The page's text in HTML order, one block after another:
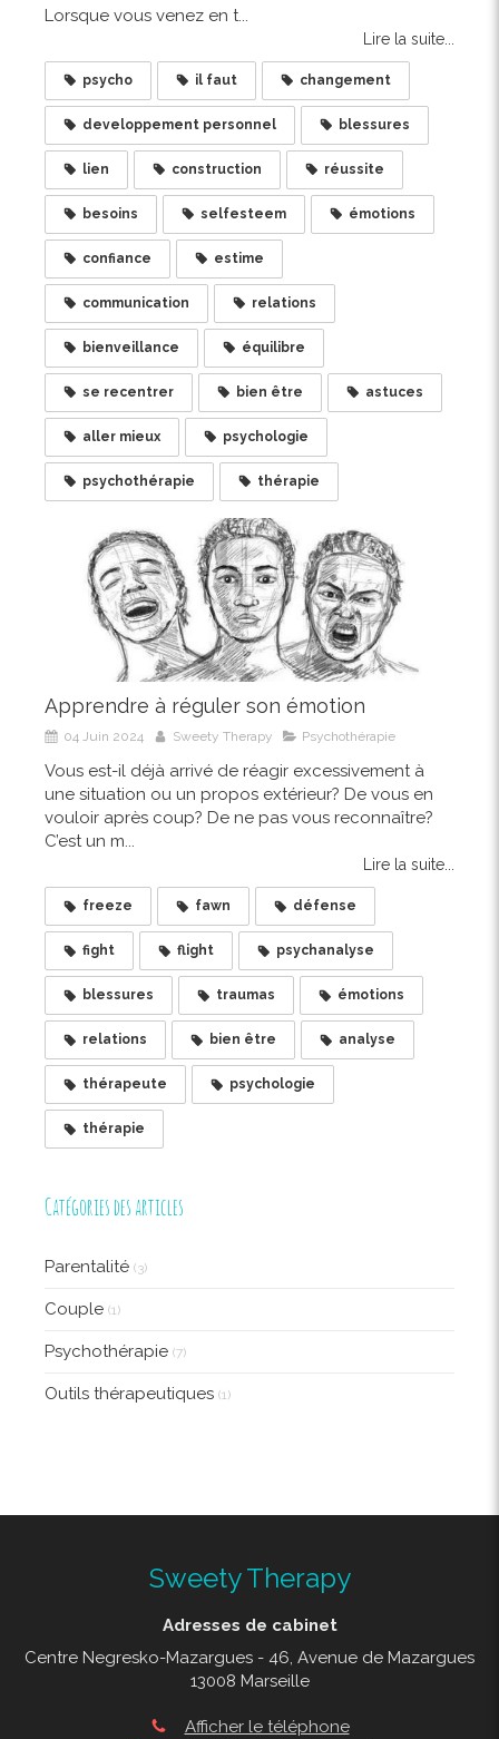
Lorsque vous venez en t...
Lire la suite...
psycho il faut changement
developpement personnel blessures
lien construction réussite
besoins selfesteem émotions
confiance estime
communication relations
bienveillance équilibre
se recentrer bien être astuces
aller mieux psychologie
psychothérapie thérapie
Apprendre à réguler son émotion
04 Juin 2024 Sweety Therapy Psychothérapie
Vous est-il déjà arrivé de réagir excessivement à
une situation ou un propos extérieur? De vous en
vouloir après coup? De ne pas vous reconnaître?
C’est un m...
Lire la suite...
freeze fawn défense
fight flight psychanalyse
blessures traumas émotions
relations bien être analyse
thérapeute psychologie
thérapie
Catégories des articles
Parentalité (3)
Couple (1)
Psychothérapie (7)
Outils thérapeutiques (1)
Sweety Therapy
Adresses de cabinet
Centre Negresko-Mazargues - 46, Avenue de Mazargues
13008 Marseille
Afficher le téléphone